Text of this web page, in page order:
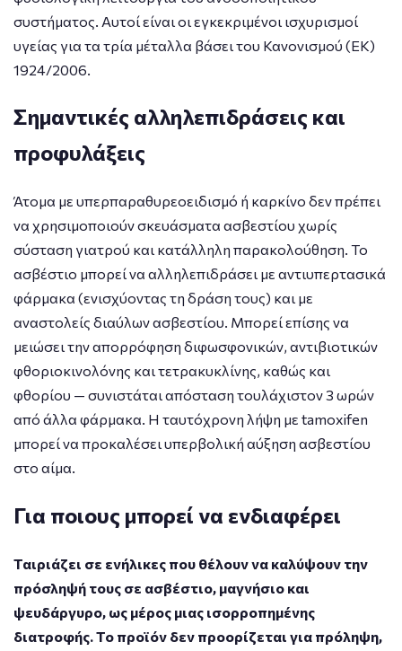
συστήματος. Αυτοί είναι οι εγκεκριμένοι ισχυρισμοί
υγείας για τα τρία μέταλλα βάσει του Κανονισμού (ΕΚ)
1924/2006.
Σημαντικές αλληλεπιδράσεις και
προφυλάξεις
Άτομα με υπερπαραθυρεοειδισμό ή καρκίνο δεν πρέπει
να χρησιμοποιούν σκευάσματα ασβεστίου χωρίς
σύσταση γιατρού και κατάλληλη παρακολούθηση. Το
ασβέστιο μπορεί να αλληλεπιδράσει με αντιυπερτασικά
φάρμακα (ενισχύοντας τη δράση τους) και με
αναστολείς διαύλων ασβεστίου. Μπορεί επίσης να
μειώσει την απορρόφηση διφωσφονικών, αντιβιοτικών
φθοριοκινολόνης και τετρακυκλίνης, καθώς και
φθορίου — συνιστάται απόσταση τουλάχιστον 3 ωρών
από άλλα φάρμακα. Η ταυτόχρονη λήψη με tamoxifen
μπορεί να προκαλέσει υπερβολική αύξηση ασβεστίου
στο αίμα.
Για ποιους μπορεί να ενδιαφέρει
Ταιριάζει σε ενήλικες που θέλουν να καλύψουν την
πρόσληψή τους σε ασβέστιο, μαγνήσιο και
ψευδάργυρο, ως μέρος μιας ισορροπημένης
διατροφής. Το προϊόν δεν προορίζεται για πρόληψη,